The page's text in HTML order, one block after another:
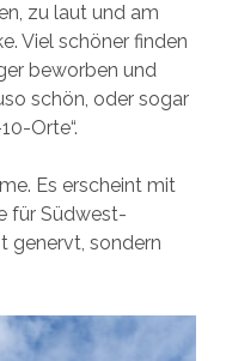
zu laut und am
Viel schöner finden
beworben und
schön, oder sogar
Orte“.
Es erscheint mit
für Südwest-
genervt, sondern